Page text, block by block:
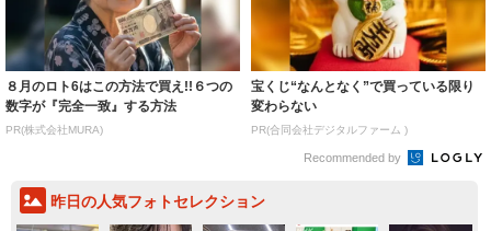
８月のロト6はこの方法で買え!!６つの
数字が『完全一致』する方法
PR(株式会社MURA)
宝くじ“なんとなく”で買っている限り
変わらない
PR(合同会社デジタルファーム )
Recommended by
昨日の人気フォトセレクション